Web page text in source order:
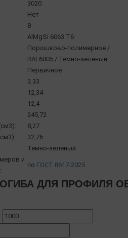
3020
Нет
8
AlMgSi 6063 Т6
Порошково-полимерное /
RAL6005 / Темно-зеленый
Первичное
3.33
12,34
12,4
245,72
8,27
32,76
Темно-зеленый
и
по ГОСТ 8617-2025
ДЛЯ ПРОФИЛЯ